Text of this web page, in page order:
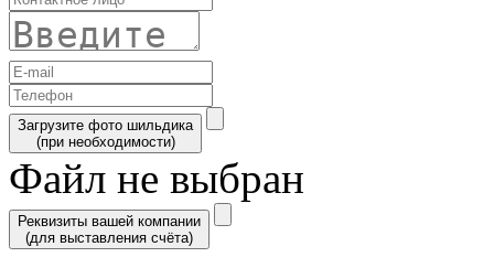
Загрузите фото шильдика
(при необходимости)
Файл не выбран
Реквизиты вашей компании
(для выставления счёта)